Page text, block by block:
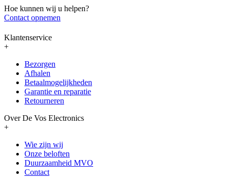
Hoe kunnen wij u helpen?
Contact opnemen
Klantenservice
+
Bezorgen
Afhalen
Betaalmogelijkheden
Garantie en reparatie
Retourneren
Over De Vos Electronics
+
Wie zijn wij
Onze beloften
Duurzaamheid MVO
Contact